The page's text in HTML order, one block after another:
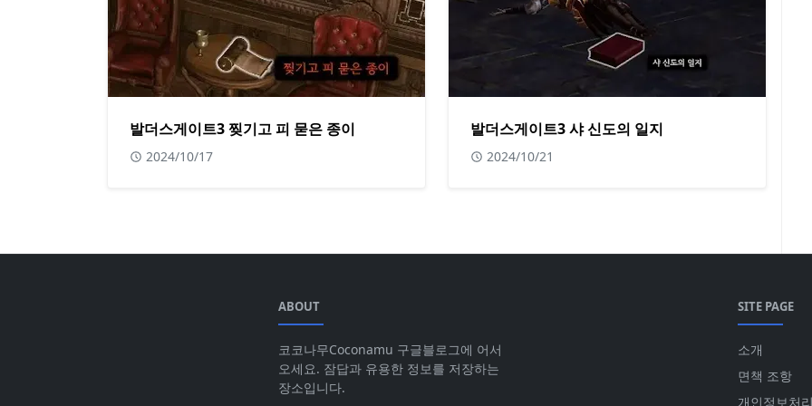
발더스게이트3 찢기고 피 묻은 종이
2024/10/17
발더스게이트3 샤 신도의 일지
2024/10/21
ABOUT
코코나무Coconamu 구글블로그에 어서
오세요. 잠답과 유용한 정보를 저장하는
장소입니다.
SITE PAGE
소개
면책 조항
개인정보처